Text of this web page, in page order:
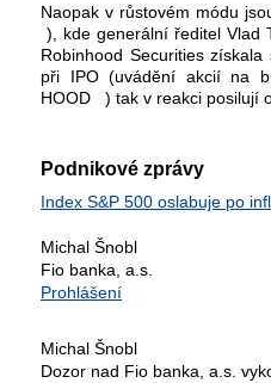
Naopak v růstovém módu
), kde generální ředitel Vlad
Robinhood Securities
při IPO (uvádění akcií na
HOOD
) tak v reakci posilují
Podnikové zprávy
Index S&P 500 oslabuje po
Michal Šnobl
Fio banka, a.s.
Prohlášení
Michal Šnobl
Dozor nad Fio banka, a.s.